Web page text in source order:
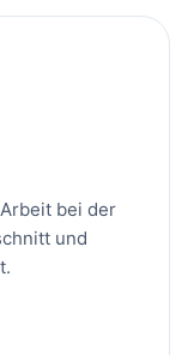
bei der
und